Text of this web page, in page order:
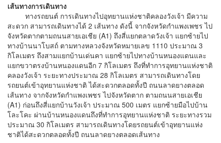
เส้นทางการเดินทาง
ทางรถยนต์ การเดินทางไปอุทยานแห่งชาติคลองวังเจ้า มีความ
สะดวก สามารถเดินทางได้ 2 เส้นทาง ดังนี้ จากจังหวัดกำแพงเพชร ไป
จังหวัดตากตามถนนสายเอเชีย (A1) ถึงสี่แยกตลาดวังเจ้า แยกซ้ายไป
ทางบ้านนาโบสถ์ ตามทางหลวงจังหวัดหมายเลข 1110 ประมาณ 3
กิโลเมตร ถึงสามแยกบ้านเด่นคา แยกซ้ายไปทางบ้านหนองแดนและ
แยกขวาตรงบ้านหนองแดนอีก 7 กิโลเมตร ถึงที่ทำการอุทยานแห่งชาติ
คลองวังเจ้า ระยะทางประมาณ 28 กิโลเมตร สามารถเดินทางโดย
รถยนต์เข้าอุทยานแห่งชาติ ได้สะดวกตลอดทั้งปี ถนนลาดยางตลอด
เส้นทาง จากจังหวัดกำแพงเพชร ไปจังหวัดตาก ตามถนนสายเอเชีย
(A1) ก่อนถึงสี่แยกบ้านวังเจ้า ประมาณ 500 เมตร แยกซ้ายมือไปบ้าน
โละโคะ ผ่านบ้านหนองแดนถึงที่ทำการอุทยานแห่งชาติ ระยะทางรวม
ประมาณ 30 กิโลเมตร สามารถเดินทางโดยรถยนต์เข้าอุทยานแห่ง
ชาติได้สะดวกตลอดทั้งปี ถนนลาดยางตลอดเส้นทาง